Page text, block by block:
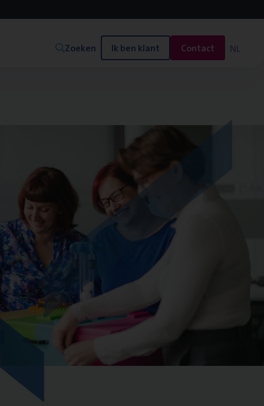
Zoeken Ik ben klant Contact NL